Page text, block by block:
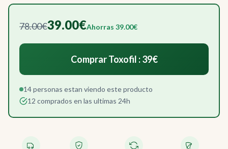
78.00€39.00€Ahorras 39.00€
Comprar Toxofil : 39€
14 personas estan viendo este producto
12 comprados en las ultimas 24h